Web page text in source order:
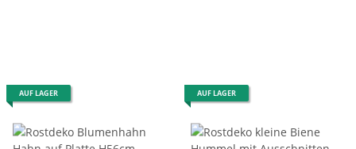
AUF LAGER AUF LAGER